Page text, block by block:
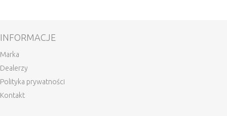
INFORMACJE
Marka
Dealerzy
Polityka prywatności
Kontakt